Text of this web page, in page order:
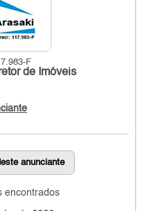
F
de Imóveis
anunciante
encontrados